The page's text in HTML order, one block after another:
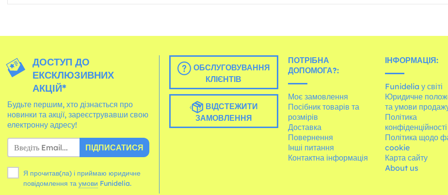
ДОСТУП ДО
ЕКСКЛЮЗИВНИХ
АКЦІЙ*
Будьте першим, хто дізнається про
новинки та акції, зареєструвавши свою
електронну адресу!
ПІДПИСАТИСЯ
Я прочитав(ла) і приймаю юридичне
повідомлення та умови Funidelia.
ОБСЛУГОВУВАННЯ
КЛІЄНТІВ
ВІДСТЕЖИТИ
ЗАМОВЛЕННЯ
ПОТРІБНА
ДОПОМОГА?:
Моє замовлення
Посібник товарів та
розмірів
Доставка
Повернення
Інші питання
Контактна інформація
ІНФОРМАЦІЯ:
Funidelia у світі
Юридичне
та умови
Політика
конфіденційності
Політика щодо
cookie
Карта сайту
About us